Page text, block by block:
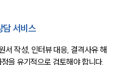
담 서비스
서 작성, 인터뷰 대응, 결격사유 해
을 유기적으로 검토해야 합니다.